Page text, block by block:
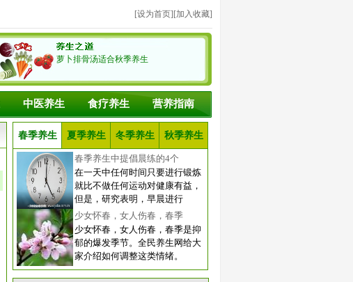
[设为首页][加入收藏]
萝卜排骨汤适合秋季养生
中医养生 食疗养生 营养指南
春季养生 夏季养生 冬季养生 秋季养生
春季养生中提倡晨练的4个
在一天中任何时间只要进行锻炼
就比不做任何运动对健康有益，
但是，研究表明，早晨进行
少女怀春，女人伤春，春季
少女怀春，女人伤春，春季是抑
郁的爆发季节。全民养生网给大
家介绍如何调整这类情绪。